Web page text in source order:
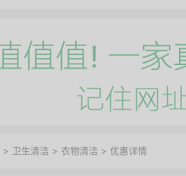
> 卫生清洁 > 衣物清洁 > 优惠详情